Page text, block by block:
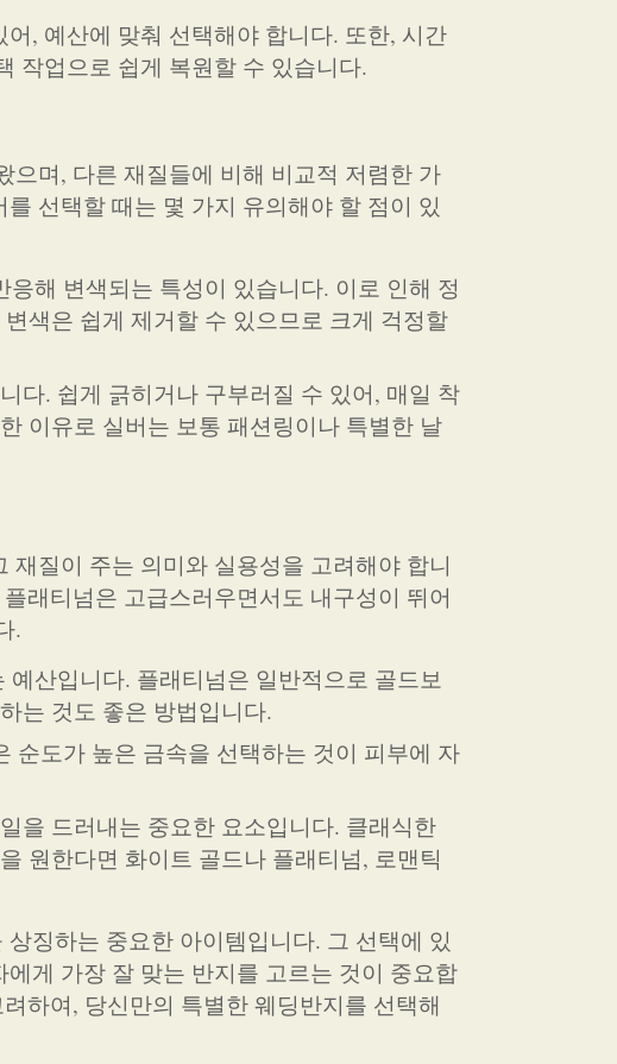
, 예산에 맞춰 선택해야 합니다. 또한, 시간
작업으로 쉽게 복원할 수 있습니다.
으며, 다른 재질들에 비해 비교적 저렴한 가
선택할 때는 몇 가지 유의해야 할 점이 있
해 변색되는 특성이 있습니다. 이로 인해 정
색은 쉽게 제거할 수 있으므로 크게 걱정할
다. 쉽게 긁히거나 구부러질 수 있어, 매일 착
이유로 실버는 보통 패션링이나 특별한 날
질이 주는 의미와 실용성을 고려해야 합니
래티넘은 고급스러우면서도 내구성이 뛰어
.
산입니다. 플래티넘은 일반적으로 골드보
는 것도 좋은 방법입니다.
순도가 높은 금속을 선택하는 것이 피부에 자
을 드러내는 중요한 요소입니다. 클래식한
원한다면 화이트 골드나 플래티넘, 로맨틱
징하는 중요한 아이템입니다. 그 선택에 있
게 가장 잘 맞는 반지를 고르는 것이 중요합
하여, 당신만의 특별한 웨딩반지를 선택해